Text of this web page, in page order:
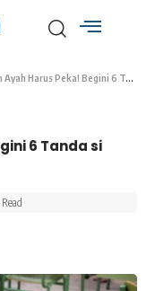
Peka! Begini 6 Tanda si Kecil Jadi Korban Bully
6 Tanda si